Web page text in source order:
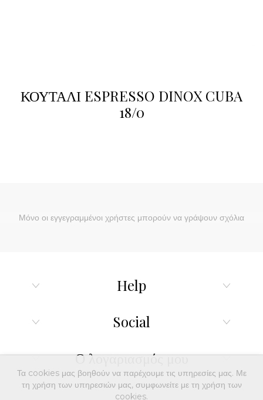
ΚΟΥΤΑΛΙ ESPRESSO DINOX CUBA
18/0
Μόνο οι εγγεγραμμένοι χρήστες μπορούν να γράψουν σχόλια
Help
Social
Ο λογαριασμός μου
Τα cookies μας βοηθούν να παρέχουμε τις υπηρεσίες μας. Με
τη χρήση των υπηρεσιών μας, συμφωνείτε με τη χρήση των
cookies.